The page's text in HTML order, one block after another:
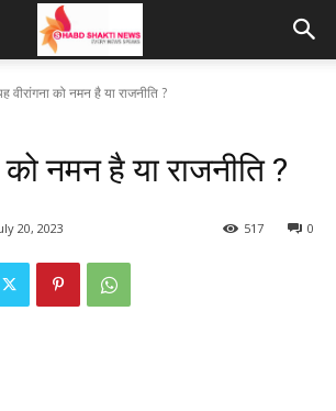
वीरांगना को नमन है या राजनीति ?
को नमन है या राजनीति ?
20, 2023 0
517